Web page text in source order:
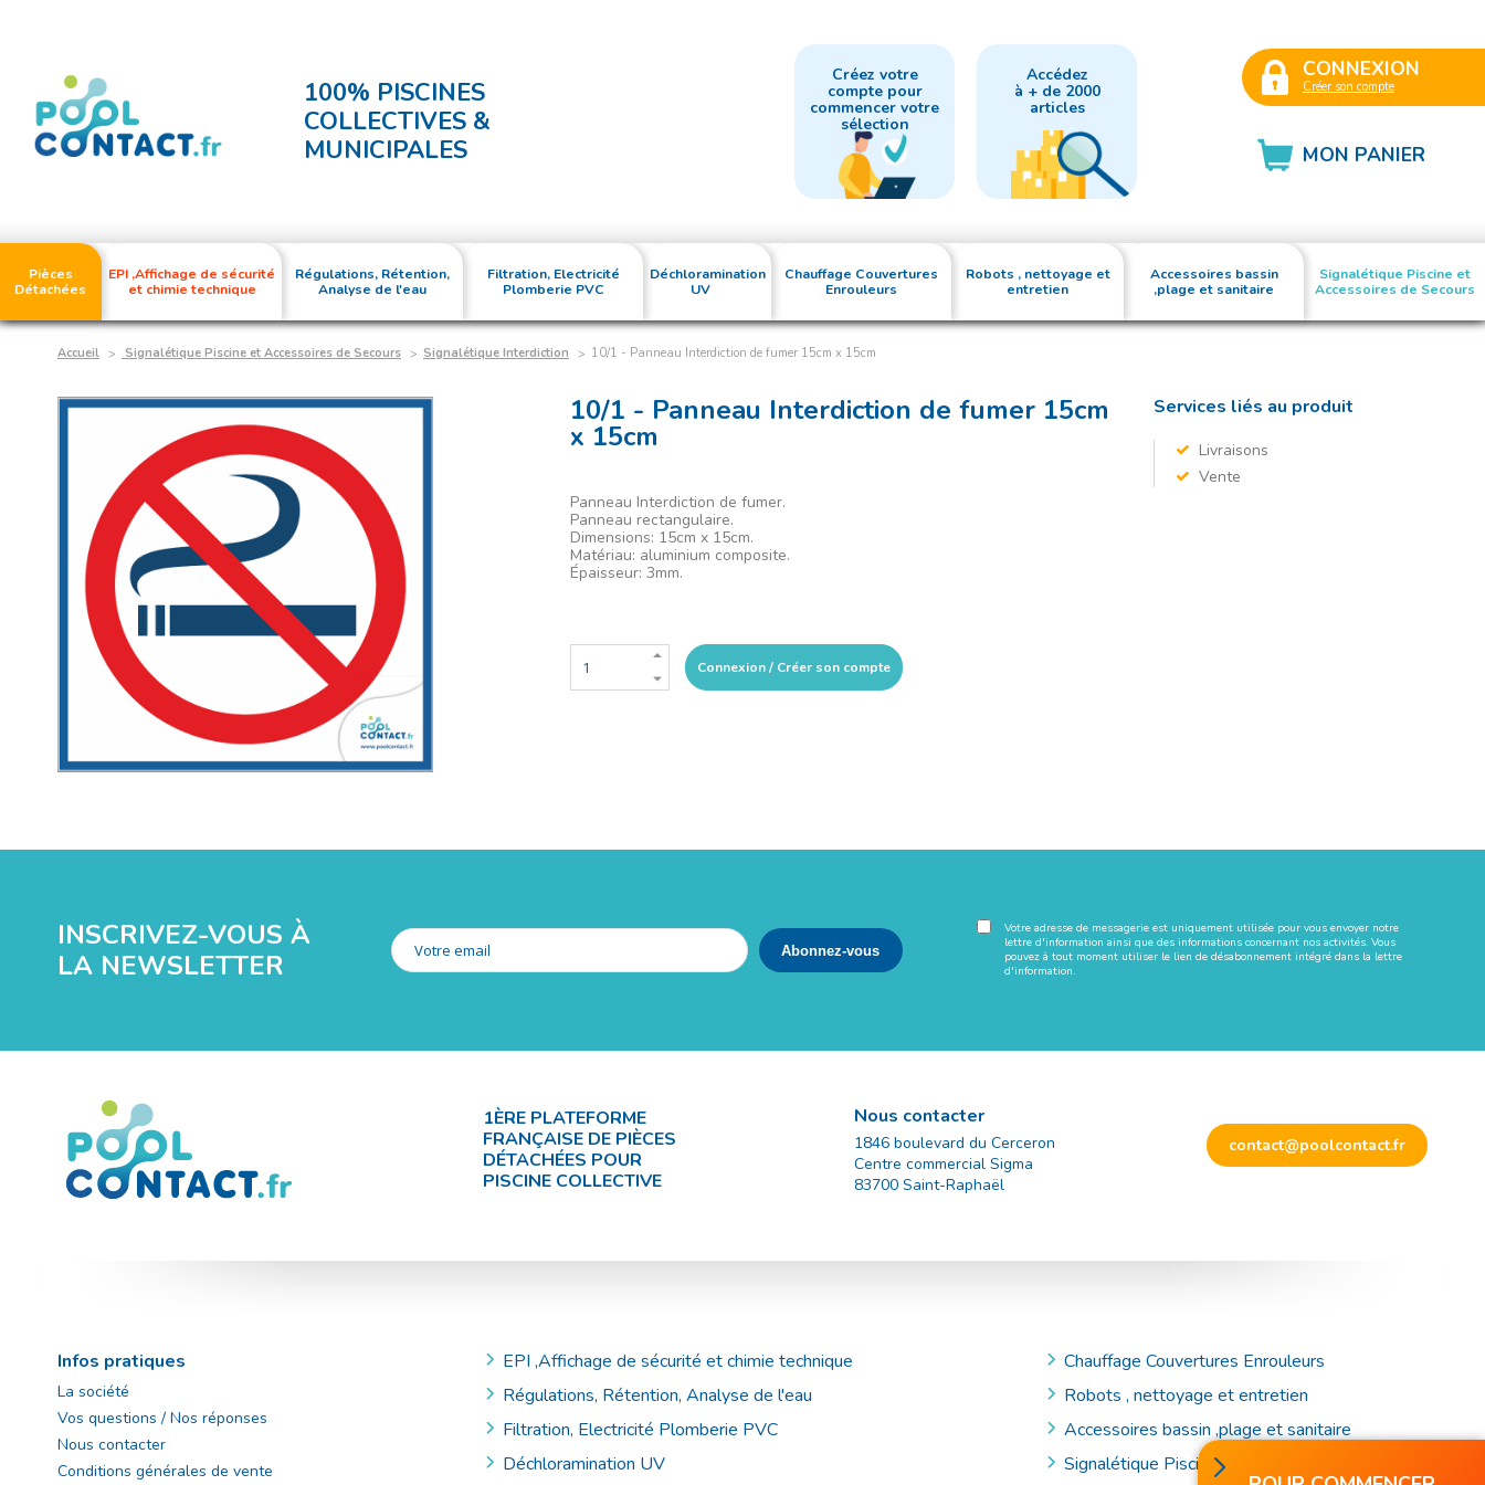
100% PISCINES
COLLECTIVES &
MUNICIPALES
Créez votre
compte pour
commencer votre
sélection
Accédez
à + de 2000
articles
CONNEXION
Créer son compte
MON PANIER
Pièces
Détachées
EPI ,Affichage de sécurité
et chimie technique
Régulations, Rétention,
Analyse de l'eau
Filtration, Electricité
Plomberie PVC
Déchloramination
UV
Chauffage Couvertures
Enrouleurs
Robots , nettoyage et
entretien
Accessoires bassin
,plage et sanitaire
Signalétique Piscine et
Accessoires de Secours
Accueil Signalétique Piscine et Accessoires de Secours Signalétique Interdiction 10/1 - Panneau Interdiction de fumer 15cm x 15cm
10/1 - Panneau Interdiction de fumer 15cm
x 15cm
Panneau Interdiction de fumer.
Panneau rectangulaire.
Dimensions: 15cm x 15cm.
Matériau: aluminium composite.
Épaisseur: 3mm.
Connexion / Créer son compte
Services liés au produit
Livraisons
Vente
INSCRIVEZ-VOUS À
LA NEWSLETTER
Votre adresse de messagerie est uniquement utilisée pour vous envoyer notre
lettre d'information ainsi que des informations concernant nos activités. Vous
pouvez à tout moment utiliser le lien de désabonnement intégré dans la lettre
d'information.
1ÈRE PLATEFORME
FRANÇAISE DE PIÈCES
DÉTACHÉES POUR
PISCINE COLLECTIVE
Nous contacter
1846 boulevard du Cerceron
Centre commercial Sigma
83700 Saint-Raphaël
contact@poolcontact.fr
Infos pratiques
La société
Vos questions / Nos réponses
Nous contacter
Conditions générales de vente
EPI ,Affichage de sécurité et chimie technique
Régulations, Rétention, Analyse de l'eau
Filtration, Electricité Plomberie PVC
Déchloramination UV
Chauffage Couvertures Enrouleurs
Robots , nettoyage et entretien
Accessoires bassin ,plage et sanitaire
Signalétique Piscine et Accessoires de Secours